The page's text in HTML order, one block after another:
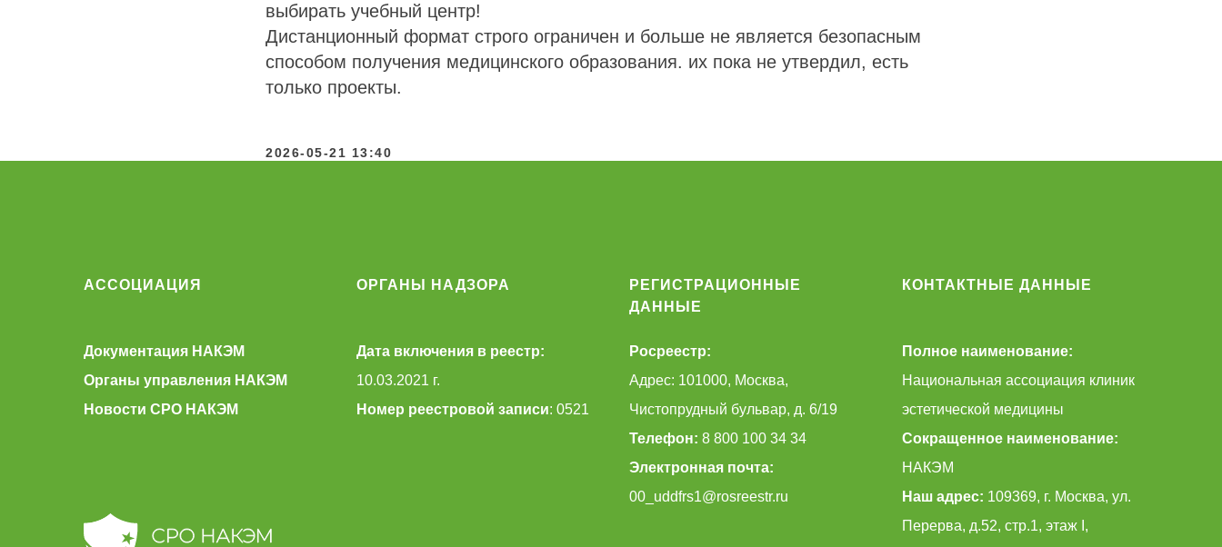
выбирать учебный центр!
Дистанционный формат строго ограничен и больше не является безопасным
способом получения медицинского образования. их пока не утвердил, есть
только проекты.
2026-05-21 13:40
АССОЦИАЦИЯ
Документация НАКЭМ
Органы управления НАКЭМ
Новости СРО НАКЭМ
РЕГИСТРАЦИОННЫЕ
ДАННЫЕ
Росреестр:
Адрес: 101000, Москва,
Чистопрудный бульвар, д. 6/19
Телефон: 8 800 100 34 34
Электронная почта:
00_uddfrs1@rosreestr.ru
ОРГАНЫ НАДЗОРА
Дата включения в реестр:
10.03.2021 г.
Номер реестровой записи: 0521
КОНТАКТНЫЕ ДАННЫЕ
Полное наименование:
Национальная ассоциация клиник
эстетической медицины
Сокращенное наименование:
НАКЭМ
Наш адрес: 109369, г. Москва, ул.
Перерва, д.52, стр.1, этаж I,